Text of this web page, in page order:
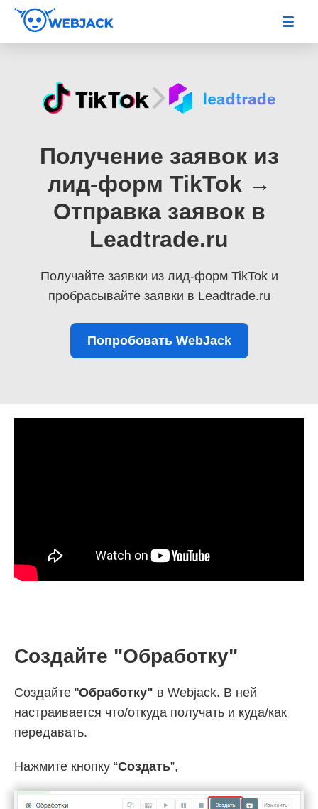
Получение заявок из
лид-форм TikTok →
Отправка заявок в
Leadtrade.ru
Получайте заявки из лид-форм TikTok и
пробрасывайте заявки в Leadtrade.ru
Попробовать WebJack
Создайте "Обработку"
Создайте "Обработку" в Webjack. В ней
настраивается что/откуда получать и куда/как
передавать.
Нажмите кнопку “Создать”,